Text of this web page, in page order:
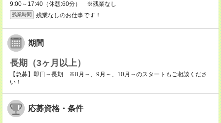
9:00～17:40（休憩:60分） ※残業なし
残業時間 残業なしのお仕事です！
期間
長期（3ヶ月以上）
【急募】即日～長期 ※8月～、9月～、10月～のスタートもご相談くださ
い！
応募資格・条件